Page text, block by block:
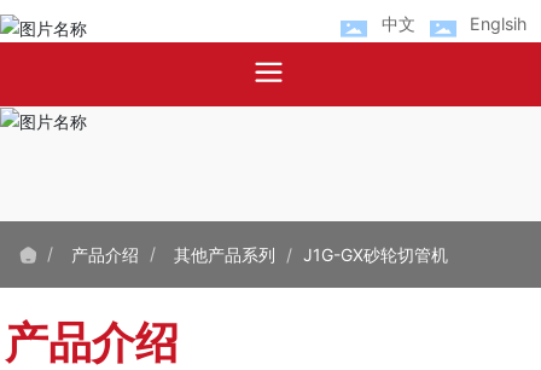
中文 Englsih
产品介绍 其他产品系列 J1G-GX砂轮切管机
产品介绍